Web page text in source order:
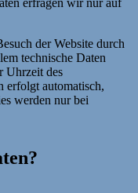
erfragen wir nur auf
der Website durch
technische Daten
Uhrzeit des
erfolgt automatisch,
werden nur bei